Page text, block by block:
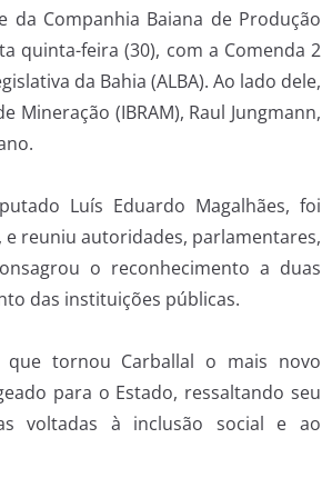
Companhia Baiana de Produção
quinta-feira (30), com a Comenda 2
da Bahia (ALBA). Ao lado dele,
(IBRAM), Raul Jungmann,
Luís Eduardo Magalhães, foi
e reuniu autoridades, parlamentares,
o reconhecimento a duas
das instituições públicas.
que tornou Carballal o mais novo
para o Estado, ressaltando seu
voltadas à inclusão social e ao